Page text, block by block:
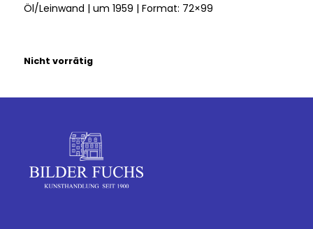
Öl/Leinwand | um 1959 | Format: 72×99
Nicht vorrätig